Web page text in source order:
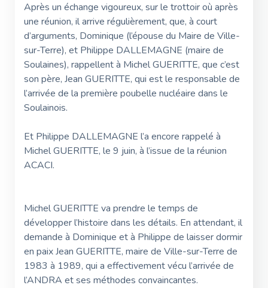
Après un échange vigoureux, sur le trottoir où après
une réunion, il arrive régulièrement, que, à court
d’arguments, Dominique (l’épouse du Maire de Ville-
sur-Terre), et Philippe DALLEMAGNE (maire de
Soulaines), rappellent à Michel GUERITTE, que c’est
son père, Jean GUERITTE, qui est le responsable de
l’arrivée de la première poubelle nucléaire dans le
Soulainois.
Et Philippe DALLEMAGNE l’a encore rappelé à
Michel GUERITTE, le 9 juin, à l’issue de la réunion
ACACI.
Michel GUERITTE va prendre le temps de
développer l’histoire dans les détails. En attendant, il
demande à Dominique et à Philippe de laisser dormir
en paix Jean GUERITTE, maire de Ville-sur-Terre de
1983 à 1989, qui a effectivement vécu l’arrivée de
l’ANDRA et ses méthodes convaincantes.